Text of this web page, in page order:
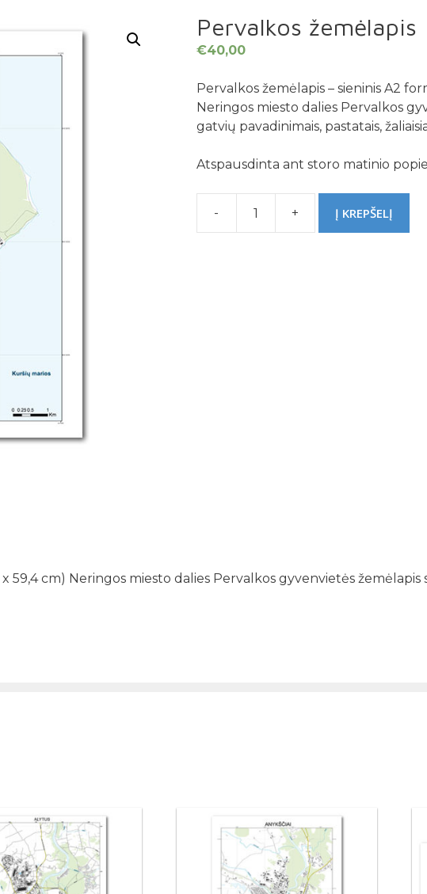
Pervalkos žemėlapis
€40,00
Pervalkos žemėlapis – sieninis A2
Neringos miesto dalies Pervalkos
gatvių pavadinimais, pastatais,
Atspausdinta ant storo matinio
-
produkto
+ Į KREPŠELĮ
59,4 cm) Neringos miesto dalies Pervalkos gyvenvietės žemėlapis